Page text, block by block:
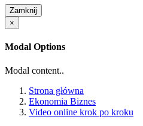
Zamknij
×
Modal Options
Modal content..
Strona główna
Ekonomia Biznes
Video online krok po kroku